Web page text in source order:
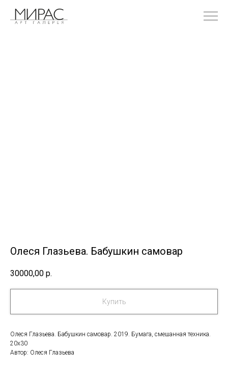
Олеся Глазьева. Бабушкин самовар
30000,00 р.
Купить
Олеся Глазьева. Бабушкин самовар. 2019. Бумага, смешанная техника.
20х30
Автор: Олеся Глазьева